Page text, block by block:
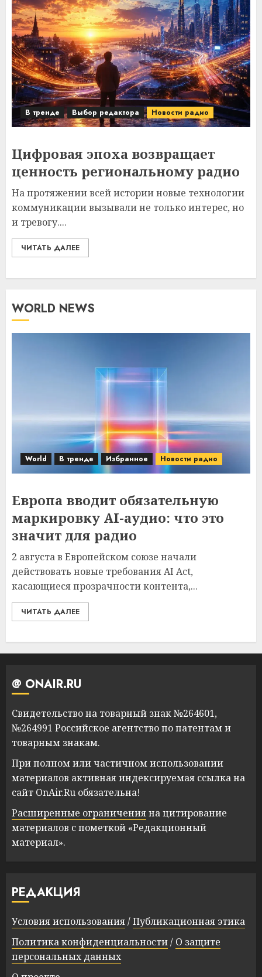
В тренде Выбор редактора Новости радио
Цифровая эпоха возвращает
ценность региональному радио
На протяжении всей истории новые технологии
коммуникации вызывали не только интерес, но
и тревогу....
ЧИТАТЬ ДАЛЕЕ
WORLD NEWS
World В тренде Избранное Новости радио
Европа вводит обязательную
маркировку AI-аудио: что это
значит для радио
2 августа в Европейском союзе начали
действовать новые требования AI Act,
касающиеся прозрачности контента,...
ЧИТАТЬ ДАЛЕЕ
@ ONAIR.RU
Свидетельство на товарный знак №264601,
№264991 Российское агентство по патентам и
товарным знакам.
При полном или частичном использовании
материалов активная индексируемая ссылка на
сайт OnAir.Ru обязательна!
Расширенные ограниченияна цитирование
материалов с пометкой «Редакционный
материал».
РЕДАКЦИЯ
Условия использования/Публикационная этика
Политика конфиденциальности/ О защите
персональных данных